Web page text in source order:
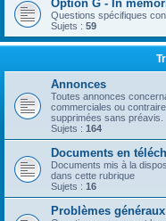
Option G - In
Questions spécifiques
Sujets : 59
Annonces
Toutes annonces
commerciales ou
supprimées sans préavis.
Sujets : 164
Documents en
Documents mis à la
dans cette rubrique
Sujets : 16
Problèmes généraux